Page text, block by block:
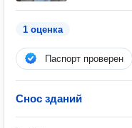
1 оценка
Паспорт проверен
Снос зданий